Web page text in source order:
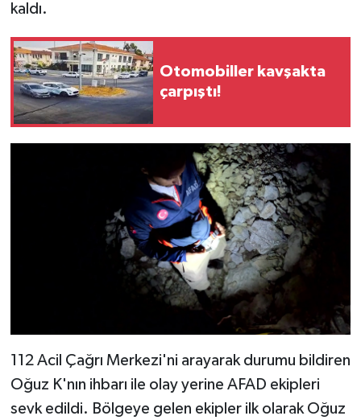
kaldı.
Otomobiller kavşakta
çarpıştı!
112 Acil Çağrı Merkezi'ni arayarak durumu bildiren
Oğuz K'nın ihbarı ile olay yerine AFAD ekipleri
sevk edildi. Bölgeye gelen ekipler ilk olarak Oğuz